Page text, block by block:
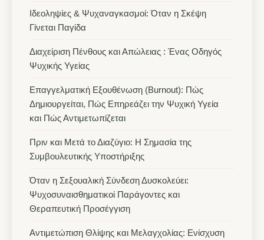
Ιδεοληψίες & Ψυχαναγκασμοί: Όταν η Σκέψη
Γίνεται Παγίδα
Διαχείριση Πένθους και Απώλειας : Ένας Οδηγός
Ψυχικής Υγείας
Επαγγελματική Εξουθένωση (Burnout): Πώς
Δημιουργείται, Πώς Επηρεάζει την Ψυχική Υγεία
και Πώς Αντιμετωπίζεται
Πριν και Μετά το Διαζύγιο: Η Σημασία της
Συμβουλευτικής Υποστήριξης
Όταν η Σεξουαλική Σύνδεση Δυσκολεύει:
Ψυχοσυναισθηματικοί Παράγοντες και
Θεραπευτική Προσέγγιση
Αντιμετώπιση Θλίψης και Μελαγχολίας: Ενίσχυση